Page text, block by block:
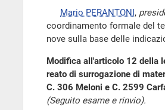
Mario PERANTONI,
coordinamento formale del
nove sulla base delle
Modifica all'articolo 12 della
reato di surrogazione di
C. 306 Meloni e C. 2599
(Seguito esame e rinvio).